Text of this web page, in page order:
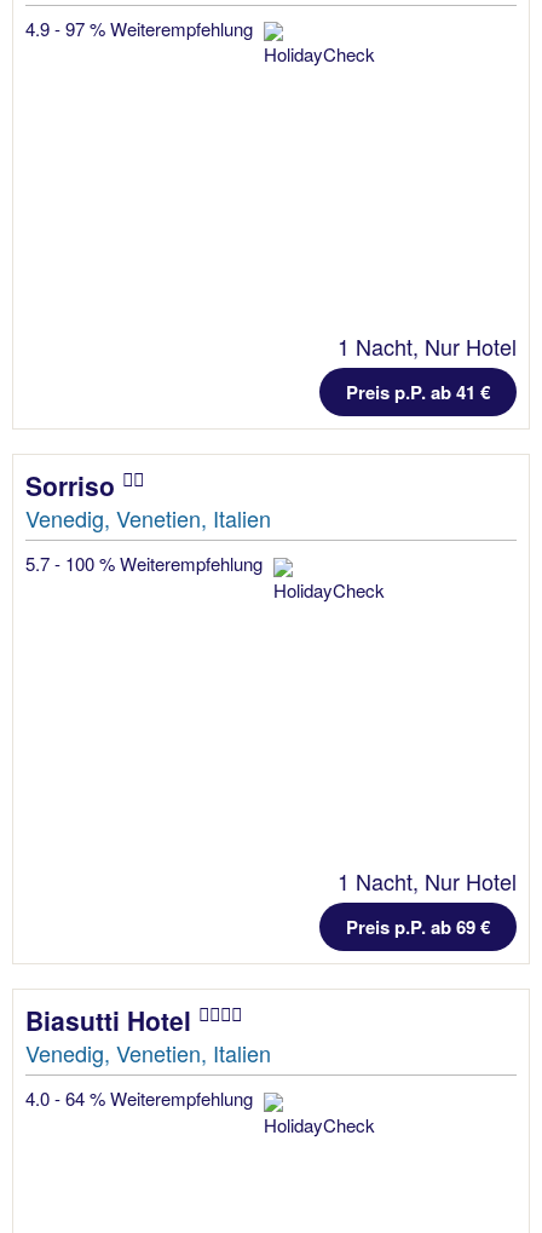
4.9 - 97 % Weiterempfehlung
1 Nacht, Nur Hotel
Preis p.P. ab 41 €
Sorriso
Venedig, Venetien, Italien
5.7 - 100 % Weiterempfehlung
1 Nacht, Nur Hotel
Preis p.P. ab 69 €
Biasutti Hotel
Venedig, Venetien, Italien
4.0 - 64 % Weiterempfehlung